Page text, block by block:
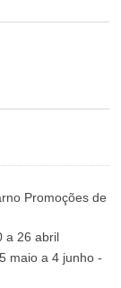
Promoções de
a 26 abril
maio a 4 junho -